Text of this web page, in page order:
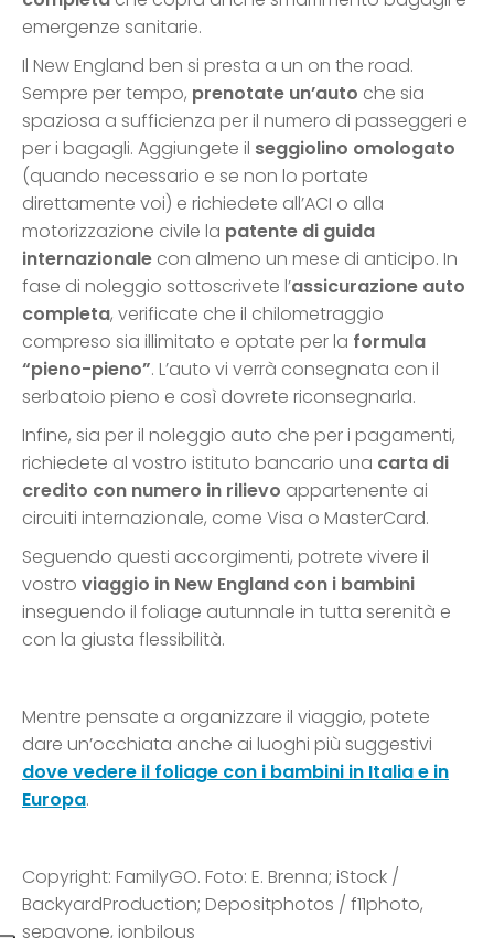
emergenze sanitarie.
Il New England ben si presta a un on the road.
Sempre per tempo, prenotate un’auto che sia
spaziosa a sufficienza per il numero di passeggeri e
per i bagagli. Aggiungete il seggiolino omologato
(quando necessario e se non lo portate
direttamente voi) e richiedete all’ACI o alla
motorizzazione civile la patente di guida
internazionale con almeno un mese di anticipo. In
fase di noleggio sottoscrivete l’assicurazione auto
completa, verificate che il chilometraggio
compreso sia illimitato e optate per la formula
“pieno-pieno”. L’auto vi verrà consegnata con il
serbatoio pieno e così dovrete riconsegnarla.
Infine, sia per il noleggio auto che per i pagamenti,
richiedete al vostro istituto bancario una carta di
credito con numero in rilievo appartenente ai
circuiti internazionale, come Visa o MasterCard.
Seguendo questi accorgimenti, potrete vivere il
vostro viaggio in New England con i bambini
inseguendo il foliage autunnale in tutta serenità e
con la giusta flessibilità.
Mentre pensate a organizzare il viaggio, potete
dare un’occhiata anche ai luoghi più suggestivi
dove vedere il foliage con i bambini in Italia e in
Europa.
Copyright: FamilyGO. Foto: E. Brenna; iStock /
BackyardProduction; Depositphotos / f11photo,
sepavone, jonbilous